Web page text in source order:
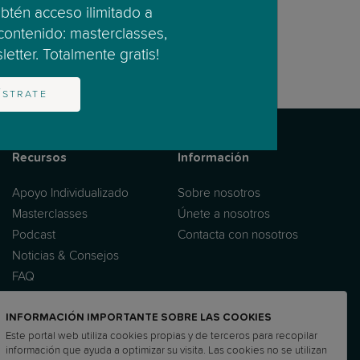
Recursos
Apoyo Individualizado
Masterclasses
Podcast
Noticias & Consejos
FAQ
Información
Sobre nosotros
Únete a nosotros
Contacta con nosotros
INFORMACIÓN IMPORTANTE SOBRE LAS COOKIES
Este portal web utiliza cookies propias y de terceros para recopilar
información que ayuda a optimizar su visita. Las cookies no se utilizan
acceso ilimitado a
masterclasses,
Totalmente gratis!